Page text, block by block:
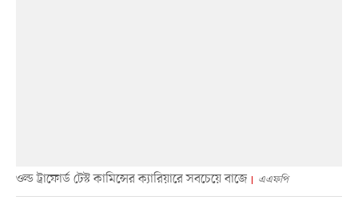
ওল্ড ট্রাফোর্ড টেস্ট কামিন্সের ক্যারিয়ারে সবচেয়ে বাজে এএফপি